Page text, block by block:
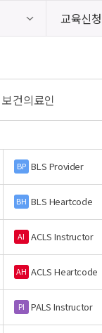
교육신청
BP BLS Provider
BH BLS Heartcode
AI ACLS Instructor
AH ACLS Heartcode
PI PALS Instructor